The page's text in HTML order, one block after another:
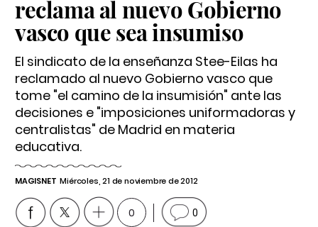
reclama al nuevo Gobierno
vasco que sea insumiso
El sindicato de la enseñanza Stee-Eilas ha
reclamado al nuevo Gobierno vasco que
tome "el camino de la insumisión" ante las
decisiones e "imposiciones uniformadoras y
centralistas" de Madrid en materia
educativa.
MAGISNET Miércoles, 21 de noviembre de 2012
0 0